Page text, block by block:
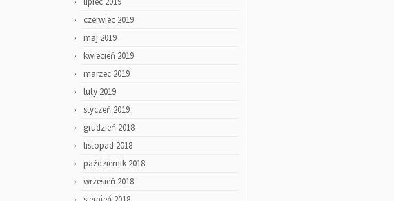
czerwiec 2019
maj 2019
kwiecień 2019
marzec 2019
luty 2019
styczeń 2019
grudzień 2018
listopad 2018
październik 2018
wrzesień 2018